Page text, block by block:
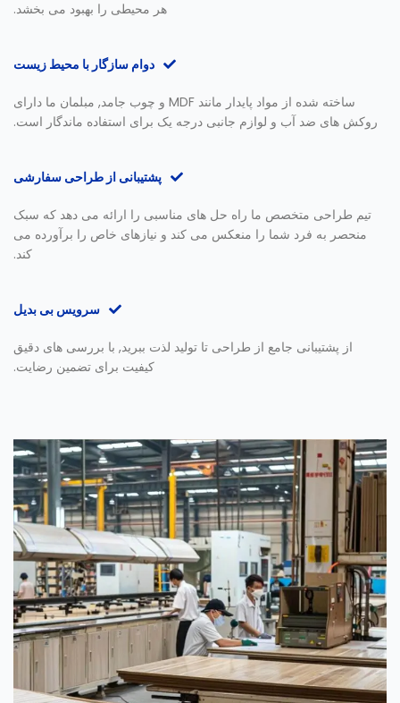
هر محیطی را بهبود می بخشد.
دوام سازگار با محیط زیست
ساخته شده از مواد پایدار مانند MDF و چوب جامد, مبلمان ما دارای
روکش های ضد آب و لوازم جانبی درجه یک برای استفاده ماندگار است.
پشتیبانی از طراحی سفارشی
تیم طراحی متخصص ما راه حل های مناسبی را ارائه می دهد که سبک
منحصر به فرد شما را منعکس می کند و نیازهای خاص را برآورده می
کند.
سرویس بی بدیل
از پشتیبانی جامع از طراحی تا تولید لذت ببرید, با بررسی های دقیق
کیفیت برای تضمین رضایت.